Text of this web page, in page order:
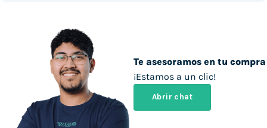
Te asesoramos en tu compra
¡Estamos a un clic!
Abrir chat